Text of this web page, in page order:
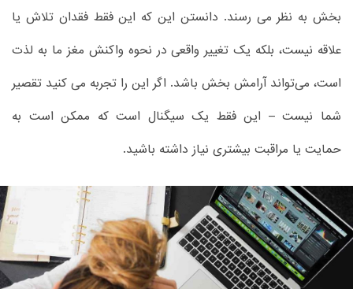
بخش به نظر می رسند. دانستن این که این فقط فقدان تلاش یا
علاقه نیست، بلکه یک تغییر واقعی در نحوه واکنش مغز ما به لذت
است، می‌تواند آرامش بخش باشد. اگر این را تجربه می کنید تقصیر
شما نیست – این فقط یک سیگنال است که ممکن است به
حمایت یا مراقبت بیشتری نیاز داشته باشید.